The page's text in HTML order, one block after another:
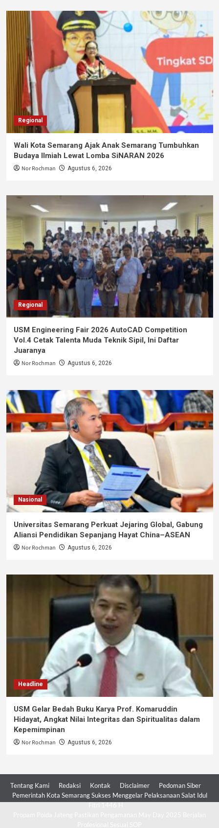
Regional
Wali Kota Semarang Ajak Anak Semarang Tumbuhkan
Budaya Ilmiah Lewat Lomba SiNARAN 2026
Nor Rochman Agustus 6, 2026
Regional
USM Engineering Fair 2026 AutoCAD Competition
Vol.4 Cetak Talenta Muda Teknik Sipil, Ini Daftar
Juaranya
Nor Rochman Agustus 6, 2026
Nasional
Universitas Semarang Perkuat Jejaring Global, Gabung
Aliansi Pendidikan Sepanjang Hayat China–ASEAN
Nor Rochman Agustus 6, 2026
Headline
USM Gelar Bedah Buku Karya Prof. Komaruddin
Hidayat, Angkat Nilai Integritas dan Spiritualitas dalam
Kepemimpinan
Nor Rochman Agustus 6, 2026
Tentang Kami Redaksi Kontak Disclaimer
Pedoman Siber
Pemerintah Kota Semarang Sukses Menggelar Pelaksanaan Salat Idul